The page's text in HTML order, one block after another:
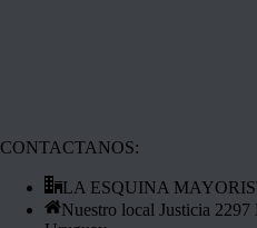
CONTACTANOS:
LA ESQUINA
Nuestro local Justicia